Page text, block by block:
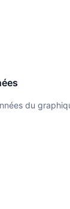
du